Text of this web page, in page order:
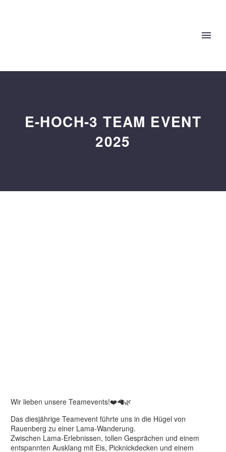
E-HOCH-3 TEAM EVENT
2025
Wir lieben unsere Teamevents!❤️🦙🌿
Das diesjährige Teamevent führte uns in die Hügel von
Rauenberg zu einer Lama-Wanderung.
Zwischen Lama-Erlebnissen, tollen Gesprächen und einem
entspannten Ausklang mit Eis, Picknickdecken und einem